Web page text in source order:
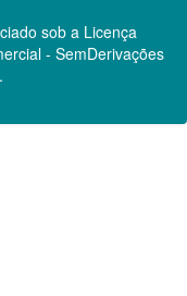
sob a Licença
- SemDerivações